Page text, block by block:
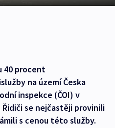
40 procent
na území Česka
inspekce (ČOI) v
se nejčastěji provinili
s cenou této služby.